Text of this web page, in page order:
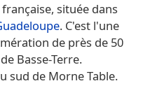
située dans
. C'est l'une
de près de 50
Basse-Terre.
sud de Morne Table.